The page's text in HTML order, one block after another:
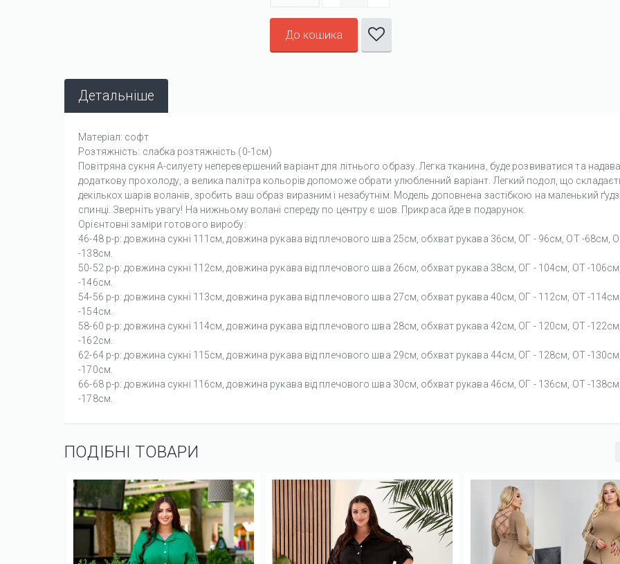
До кошика
Детальніше
Матеріал: софт
Розтяжність: слабка розтяжність (0-1см)
Повітряна сукня А-силуету неперевершений варіант для літнього образу. Легка тканина, буде розвиватися та
додаткову прохолоду, а велика палітра кольорів допоможе обрати улюбленний варіант. Легкий подол, що
декількох шарів воланів, зробить ваш образ виразним і незабутнім. Модель доповнена застібкою на маленький
спинці. Зверніть увагу! На нижньому волані спереду по центру є шов. Прикраса йде в подарунок.
Орієнтовні заміри готового виробу:
46-48 р-р: довжина сукні 111см, довжина рукава від плечового шва 25см, обхват рукава 36см, ОГ - 96см, ОТ -68см,
-138см.
50-52 р-р: довжина сукні 112см, довжина рукава від плечового шва 26см, обхват рукава 38см, ОГ - 104см, ОТ -
-146см.
54-56 р-р: довжина сукні 113см, довжина рукава від плечового шва 27см, обхват рукава 40см, ОГ - 112см, ОТ -
-154см.
58-60 р-р: довжина сукні 114см, довжина рукава від плечового шва 28см, обхват рукава 42см, ОГ - 120см, ОТ -
-162см.
62-64 р-р: довжина сукні 115см, довжина рукава від плечового шва 29см, обхват рукава 44см, ОГ - 128см, ОТ -
-170см.
66-68 р-р: довжина сукні 116см, довжина рукава від плечового шва 30см, обхват рукава 46см, ОГ - 136см, ОТ -
-178см.
ПОДІБНІ ТОВАРИ